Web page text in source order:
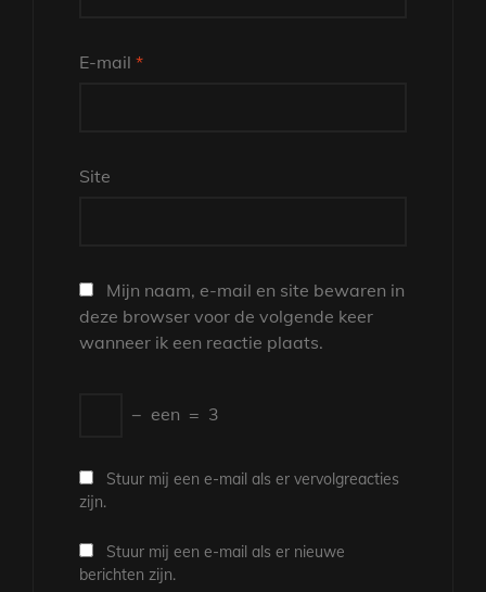
E-mail *
Site
Mijn naam, e-mail en site bewaren in
deze browser voor de volgende keer
wanneer ik een reactie plaats.
− een = 3
Stuur mij een e-mail als er vervolgreacties
zijn.
Stuur mij een e-mail als er nieuwe
berichten zijn.